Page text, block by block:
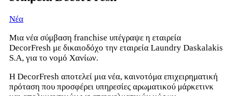
Νέα
Μια νέα σύμβαση franchise υπέγραψε η εταιρεία
DecorFresh με δικαιοδόχο την εταιρεία Laundry Daskalakis
S.A, για το νομό Χανίων.
H DecorFresh αποτελεί μια νέα, καινοτόμα επιχειρηματική
πρόταση που προσφέρει υπηρεσίες αρωματικού μάρκετινκ